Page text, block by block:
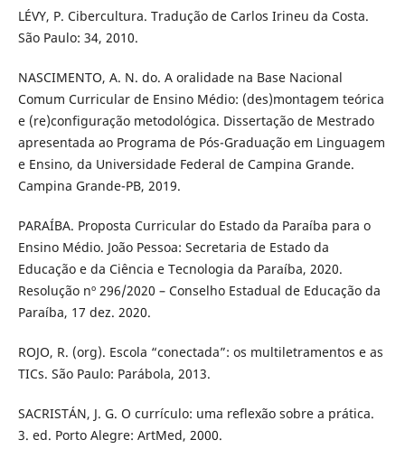
LÉVY, P. Cibercultura. Tradução de Carlos Irineu da Costa.
São Paulo: 34, 2010.
NASCIMENTO, A. N. do. A oralidade na Base Nacional
Comum Curricular de Ensino Médio: (des)montagem teórica
e (re)configuração metodológica. Dissertação de Mestrado
apresentada ao Programa de Pós-Graduação em Linguagem
e Ensino, da Universidade Federal de Campina Grande.
Campina Grande-PB, 2019.
PARAÍBA. Proposta Curricular do Estado da Paraíba para o
Ensino Médio. João Pessoa: Secretaria de Estado da
Educação e da Ciência e Tecnologia da Paraíba, 2020.
Resolução nº 296/2020 – Conselho Estadual de Educação da
Paraíba, 17 dez. 2020.
ROJO, R. (org). Escola “conectada”: os multiletramentos e as
TICs. São Paulo: Parábola, 2013.
SACRISTÁN, J. G. O currículo: uma reflexão sobre a prática.
3. ed. Porto Alegre: ArtMed, 2000.